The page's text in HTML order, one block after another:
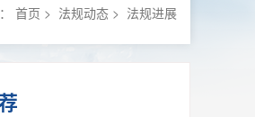
首页 > 法规动态 > 法规进展